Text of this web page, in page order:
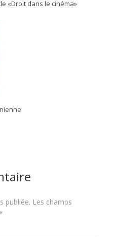
«Droit dans le cinéma»
publiée. Les champs